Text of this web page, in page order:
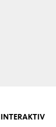
INTERAKTIV